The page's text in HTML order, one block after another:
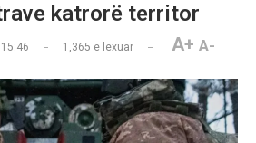
katrorë territor
1,365 e lexuar A+ A-